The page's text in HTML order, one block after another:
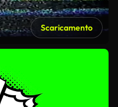
Scaricamento